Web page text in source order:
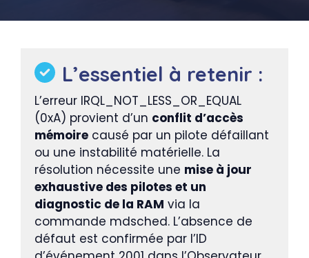
L’essentiel à retenir :
L’erreur IRQL_NOT_LESS_OR_EQUAL
(0xA) provient d’un conflit d’accès
mémoire causé par un pilote défaillant
ou une instabilité matérielle. La
résolution nécessite une mise à jour
exhaustive des pilotes et un
diagnostic de la RAM via la
commande mdsched. L’absence de
défaut est confirmée par l’ID